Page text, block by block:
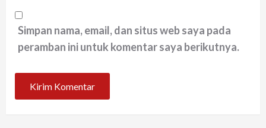
Simpan nama, email, dan situs web saya pada
peramban ini untuk komentar saya berikutnya.